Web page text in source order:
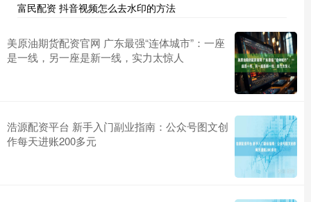
富民配资 抖音视频怎么去水印的方法
美原油期货配资官网 广东最强“连体城市”：一座
是一线，另一座是新一线，实力太惊人
浩源配资平台 新手入门副业指南：公众号图文创
作每天进账200多元